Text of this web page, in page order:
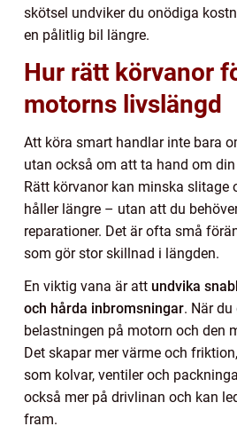
skötsel undviker du onödiga
en pålitlig bil längre.
Hur rätt körvanor
motorns livslängd
Att köra smart handlar inte bara
utan också om att ta hand om
Rätt körvanor kan minska slitage
håller längre – utan att du
reparationer. Det är ofta små
som gör stor skillnad i längden.
En viktig vana är att undvika
och hårda inbromsningar. När
belastningen på motorn och den
Det skapar mer värme och
som kolvar, ventiler och
också mer på drivlinan och kan
fram.